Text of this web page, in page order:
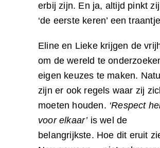
erbij zijn. En ja, altijd pinkt
‘de eerste keren’ een
Eline en Lieke krijgen de
om de wereld te
eigen keuzes te maken.
zijn er ook regels waar zij
moeten houden. ‘Respect
voor elkaar’ is wel de
belangrijkste. Hoe dit eruit